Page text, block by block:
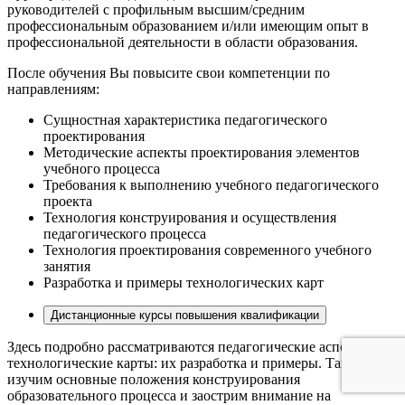
руководителей с профильным высшим/средним
профессиональным образованием и/или имеющим опыт в
профессиональной деятельности в области образования.
После обучения Вы повысите свои компетенции по
направлениям:
Сущностная характеристика педагогического
проектирования
Методические аспекты проектирования элементов
учебного процесса
Требования к выполнению учебного педагогического
проекта
Технология конструирования и осуществления
педагогического процесса
Технология проектирования современного учебного
занятия
Разработка и примеры технологических карт
Дистанционные курсы повышения квалификации
Здесь подробно рассматриваются педагогические аспекты,
технологические карты: их разработка и примеры. Также мы
изучим основные положения конструирования
образовательного процесса и заострим внимание на